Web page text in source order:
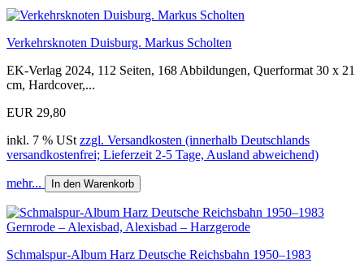
Verkehrsknoten Duisburg. Markus Scholten
EK-Verlag 2024, 112 Seiten, 168 Abbildungen, Querformat 30 x 21
cm, Hardcover,...
EUR 29,80
inkl. 7 % USt zzgl. Versandkosten (innerhalb Deutschlands
versandkostenfrei; Lieferzeit 2-5 Tage, Ausland abweichend)
mehr... In den Warenkorb
Schmalspur-Album Harz Deutsche Reichsbahn 1950–1983